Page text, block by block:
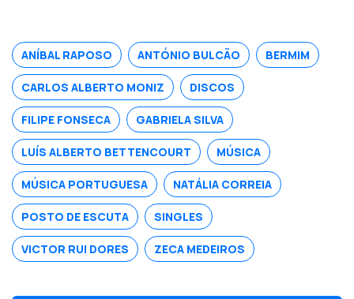
ANÍBAL RAPOSO ANTÓNIO BULCÃO BERMIM
CARLOS ALBERTO MONIZ DISCOS
FILIPE FONSECA GABRIELA SILVA
LUÍS ALBERTO BETTENCOURT MÚSICA
MÚSICA PORTUGUESA NATÁLIA CORREIA
POSTO DE ESCUTA SINGLES
VICTOR RUI DORES ZECA MEDEIROS